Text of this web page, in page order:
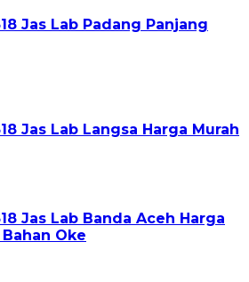
Jas Lab Padang Panjang
Jas Lab Langsa Harga Murah
Jas Lab Banda Aceh Harga
Oke